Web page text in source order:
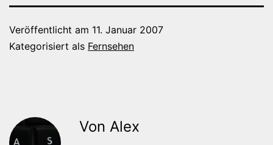
Veröffentlicht am 11. Januar 2007
Kategorisiert als Fernsehen
Von Alex